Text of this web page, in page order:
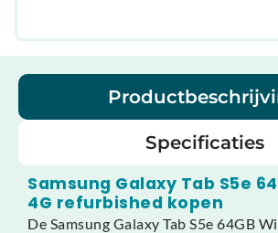
Specificaties
Samsung Galaxy Tab S5e
4G refurbished kopen
De Samsung Galaxy Tab S5e 64GB